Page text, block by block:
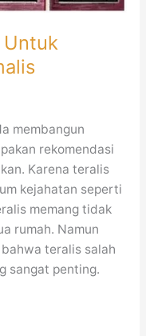
Untuk
membangun
rekomendasi
Karena teralis
kejahatan seperti
memang tidak
rumah. Namun
teralis salah
sangat penting.